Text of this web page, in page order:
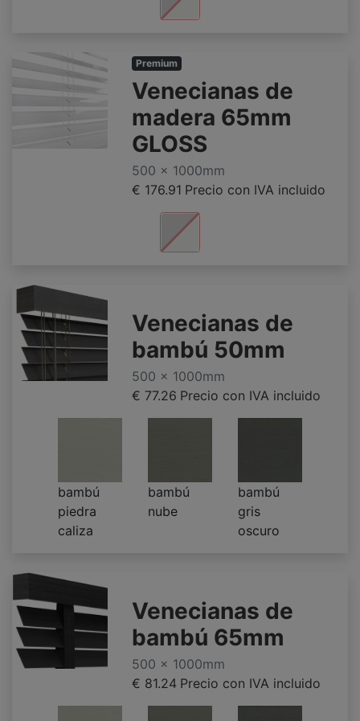
Premium
Venecianas de
madera 65mm
GLOSS
500 x 1000mm
€ 176.91 Precio con IVA incluido
Venecianas de
bambú 50mm
500 x 1000mm
€ 77.26 Precio con IVA incluido
bambú
piedra
caliza
bambú
nube
bambú
gris
oscuro
Venecianas de
bambú 65mm
500 x 1000mm
€ 81.24 Precio con IVA incluido